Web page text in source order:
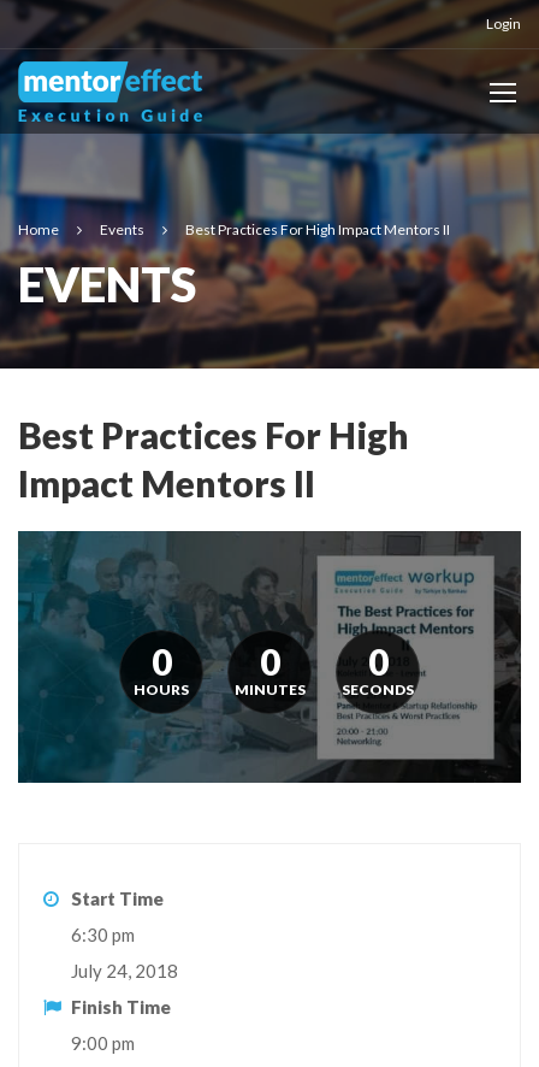
Login
Home Events Best Practices For High Impact Mentors II
EVENTS
Best Practices For High
Impact Mentors II
0
HOURS
0
MINUTES
0
SECONDS
Start Time
6:30 pm
July 24, 2018
Finish Time
9:00 pm